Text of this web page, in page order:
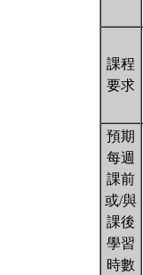
課程
要求
預期
每週
課前
或/與
課後
學習
時數